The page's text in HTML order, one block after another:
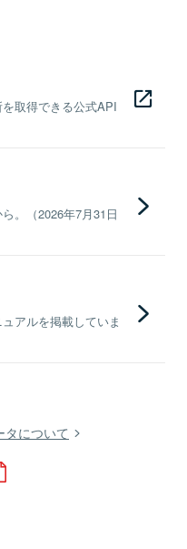
取得できる公式API
。（2026年7月31日
アルを掲載していま
について